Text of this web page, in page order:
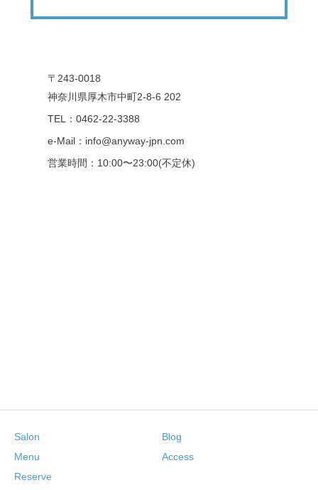
〒243-0018
神奈川県厚木市中町2-8-6 202
TEL：0462-22-3388
e-Mail：info@anyway-jpn.com
営業時間：10:00〜23:00(不定休)
Salon
Menu
Reserve
Blog
Access